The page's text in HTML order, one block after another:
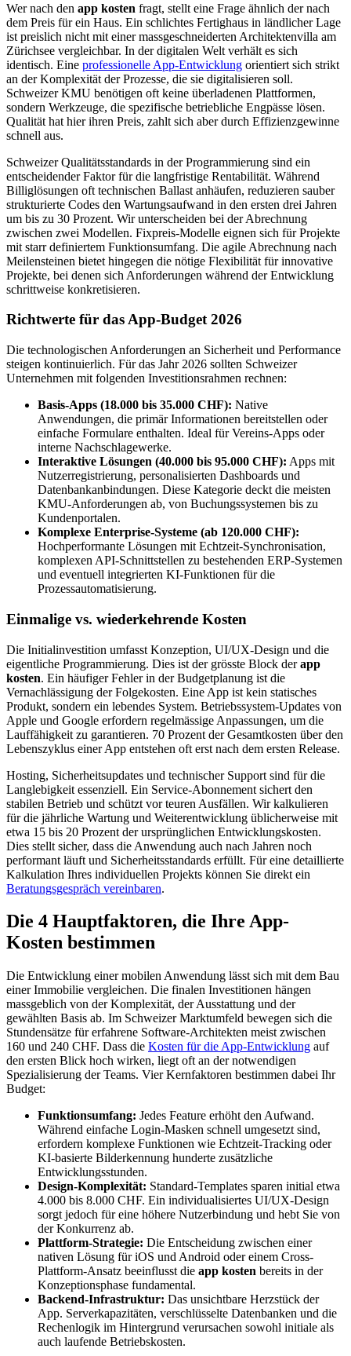
Wer nach den app kosten fragt, stellt eine Frage ähnlich der nach
dem Preis für ein Haus. Ein schlichtes Fertighaus in ländlicher Lage
ist preislich nicht mit einer massgeschneiderten Architektenvilla am
Zürichsee vergleichbar. In der digitalen Welt verhält es sich
identisch. Eine professionelle App-Entwicklung orientiert sich strikt
an der Komplexität der Prozesse, die sie digitalisieren soll.
Schweizer KMU benötigen oft keine überladenen Plattformen,
sondern Werkzeuge, die spezifische betriebliche Engpässe lösen.
Qualität hat hier ihren Preis, zahlt sich aber durch Effizienzgewinne
schnell aus.
Schweizer Qualitätsstandards in der Programmierung sind ein
entscheidender Faktor für die langfristige Rentabilität. Während
Billiglösungen oft technischen Ballast anhäufen, reduzieren sauber
strukturierte Codes den Wartungsaufwand in den ersten drei Jahren
um bis zu 30 Prozent. Wir unterscheiden bei der Abrechnung
zwischen zwei Modellen. Fixpreis-Modelle eignen sich für Projekte
mit starr definiertem Funktionsumfang. Die agile Abrechnung nach
Meilensteinen bietet hingegen die nötige Flexibilität für innovative
Projekte, bei denen sich Anforderungen während der Entwicklung
schrittweise konkretisieren.
Richtwerte für das App-Budget 2026
Die technologischen Anforderungen an Sicherheit und Performance
steigen kontinuierlich. Für das Jahr 2026 sollten Schweizer
Unternehmen mit folgenden Investitionsrahmen rechnen:
Basis-Apps (18.000 bis 35.000 CHF): Native
Anwendungen, die primär Informationen bereitstellen oder
einfache Formulare enthalten. Ideal für Vereins-Apps oder
interne Nachschlagewerke.
Interaktive Lösungen (40.000 bis 95.000 CHF): Apps mit
Nutzerregistrierung, personalisierten Dashboards und
Datenbankanbindungen. Diese Kategorie deckt die meisten
KMU-Anforderungen ab, von Buchungssystemen bis zu
Kundenportalen.
Komplexe Enterprise-Systeme (ab 120.000 CHF):
Hochperformante Lösungen mit Echtzeit-Synchronisation,
komplexen API-Schnittstellen zu bestehenden ERP-Systemen
und eventuell integrierten KI-Funktionen für die
Prozessautomatisierung.
Einmalige vs. wiederkehrende Kosten
Die Initialinvestition umfasst Konzeption, UI/UX-Design und die
eigentliche Programmierung. Dies ist der grösste Block derapp
kosten. Ein häufiger Fehler in der Budgetplanung ist die
Vernachlässigung der Folgekosten. Eine App ist kein statisches
Produkt, sondern ein lebendes System. Betriebssystem-Updates von
Apple und Google erfordern regelmässige Anpassungen, um die
Lauffähigkeit zu garantieren. 70 Prozent der Gesamtkosten über den
Lebenszyklus einer App entstehen oft erst nach dem ersten Release.
Hosting, Sicherheitsupdates und technischer Support sind für die
Langlebigkeit essenziell. Ein Service-Abonnement sichert den
stabilen Betrieb und schützt vor teuren Ausfällen. Wir kalkulieren
für die jährliche Wartung und Weiterentwicklung üblicherweise mit
etwa 15 bis 20 Prozent der ursprünglichen Entwicklungskosten.
Dies stellt sicher, dass die Anwendung auch nach Jahren noch
performant läuft und Sicherheitsstandards erfüllt. Für eine detaillierte
Kalkulation Ihres individuellen Projekts können Sie direkt ein
Beratungsgespräch vereinbaren.
Die 4 Hauptfaktoren, die Ihre App-
Kosten bestimmen
Die Entwicklung einer mobilen Anwendung lässt sich mit dem Bau
einer Immobilie vergleichen. Die finalen Investitionen hängen
massgeblich von der Komplexität, der Ausstattung und der
gewählten Basis ab. Im Schweizer Marktumfeld bewegen sich die
Stundensätze für erfahrene Software-Architekten meist zwischen
160 und 240 CHF. Dass die Kosten für die App-Entwicklung auf
den ersten Blick hoch wirken, liegt oft an der notwendigen
Spezialisierung der Teams. Vier Kernfaktoren bestimmen dabei Ihr
Budget:
Funktionsumfang: Jedes Feature erhöht den Aufwand.
Während einfache Login-Masken schnell umgesetzt sind,
erfordern komplexe Funktionen wie Echtzeit-Tracking oder
KI-basierte Bilderkennung hunderte zusätzliche
Entwicklungsstunden.
Design-Komplexität: Standard-Templates sparen initial etwa
4.000 bis 8.000 CHF. Ein individualisiertes UI/UX-Design
sorgt jedoch für eine höhere Nutzerbindung und hebt Sie von
der Konkurrenz ab.
Plattform-Strategie: Die Entscheidung zwischen einer
nativen Lösung für iOS und Android oder einem Cross-
Plattform-Ansatz beeinflusst die app kosten bereits in der
Konzeptionsphase fundamental.
Backend-Infrastruktur: Das unsichtbare Herzstück der
App. Serverkapazitäten, verschlüsselte Datenbanken und die
Rechenlogik im Hintergrund verursachen sowohl initiale als
auch laufende Betriebskosten.